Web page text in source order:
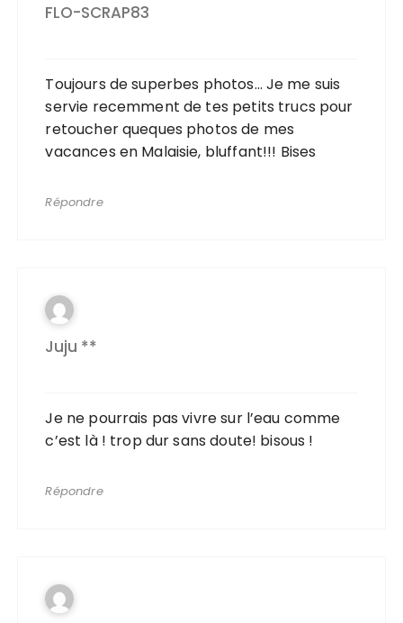
FLO-SCRAP83
Toujours de superbes photos… Je me suis
servie recemment de tes petits trucs pour
retoucher queques photos de mes
vacances en Malaisie, bluffant!!! Bises
Répondre
Juju **
Je ne pourrais pas vivre sur l’eau comme
c’est là ! trop dur sans doute! bisous !
Répondre